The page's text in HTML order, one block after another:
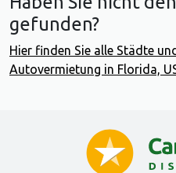
gefunden?
Hier finden Sie alle Städte
Autovermietung in Florida,